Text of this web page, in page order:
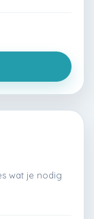
wat je nodig